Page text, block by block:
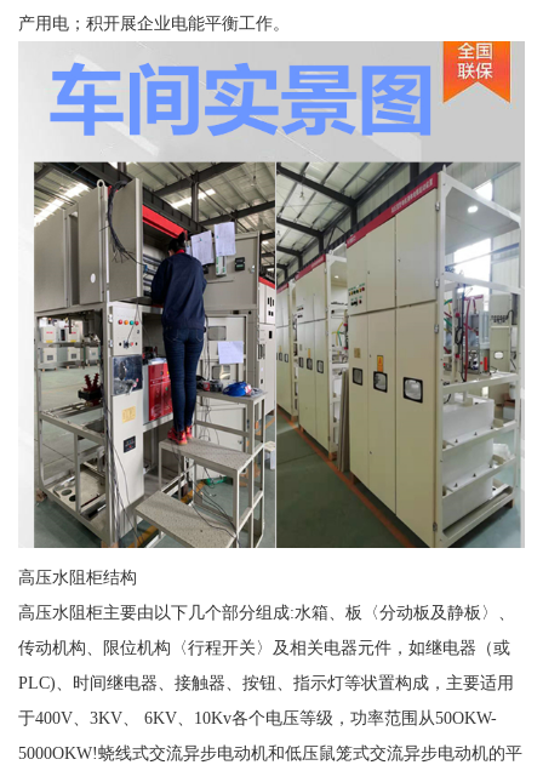
产用电；积开展企业电能平衡工作。
高压水阻柜结构
高压水阻柜主要由以下几个部分组成:水箱、板〈分动板及静板〉、
传动机构、限位机构〈行程开关〉及相关电器元件，如继电器（或
PLC)、时间继电器、接触器、按钮、指示灯等状置构成，主要适用
于400V、3KV、 6KV、10Kv各个电压等级，功率范围从50OKW-
5000OKW!蛲线式交流异步电动机和低压鼠笼式交流异步电动机的平